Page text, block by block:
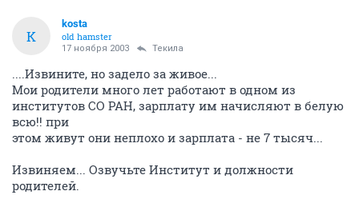
K
kosta
old hamster
17 ноября 2003 Текила
....Извините, но задело за живое...
Мои родители много лет работают в одном из
институтов СО РАН, зарплату им начисляют в белую
всю!! при
этом живут они неплохо и зарплата - не 7 тысяч...
Извиняем... Озвучьте Институт и должности
родителей.